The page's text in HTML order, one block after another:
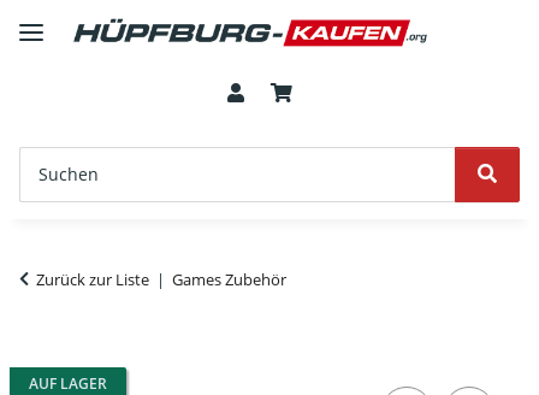
Zurück zur Liste Games Zubehör
AUF LAGER